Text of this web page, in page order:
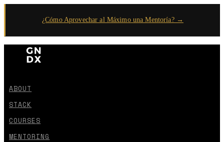
¿Cómo Aprovechar al Máximo una Mentoría? →
ABOUT
STACK
COURSES
MENTORING